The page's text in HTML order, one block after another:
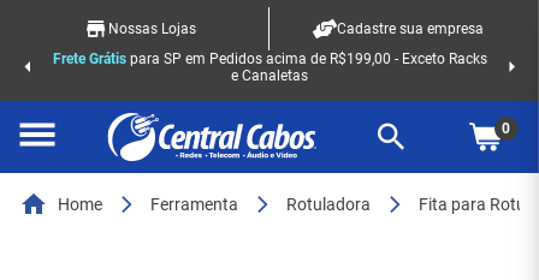
Nossas Lojas
Cadastre sua empresa
Frete Grátispara SP em Pedidos acima de R$199,00 - Exceto Racks
e Canaletas
0
Home Ferramenta Rotuladora Fita para